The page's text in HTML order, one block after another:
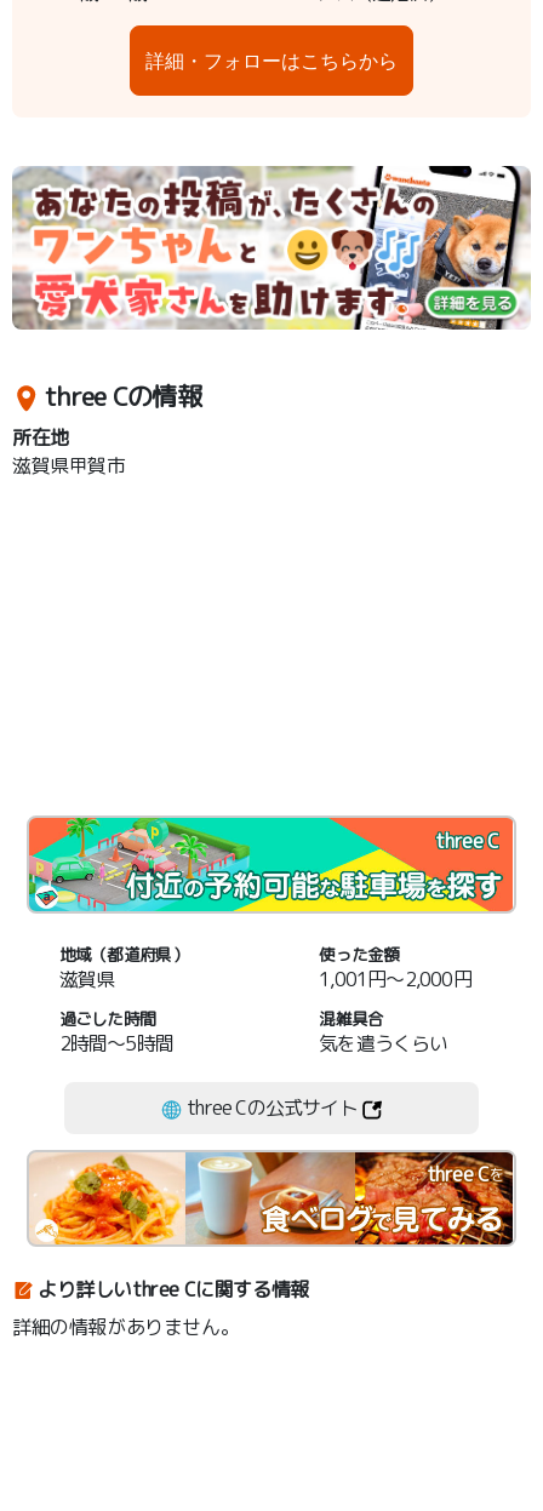
詳細・フォローはこちらから
three Cの情報
所在地
滋賀県甲賀市
three C
地域（都道府県）
滋賀県
使った金額
1,001円～2,000円
過ごした時間
2時間～5時間
混雑具合
気を遣うくらい
three Cの公式サイト
three Cを
より詳しいthree Cに関する情報
詳細の情報がありません。